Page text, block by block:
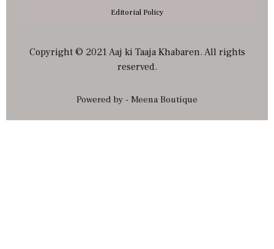
Editorial Policy
Copyright © 2021 Aaj ki Taaja Khabaren. All rights
reserved.
Powered by - Meena Boutique